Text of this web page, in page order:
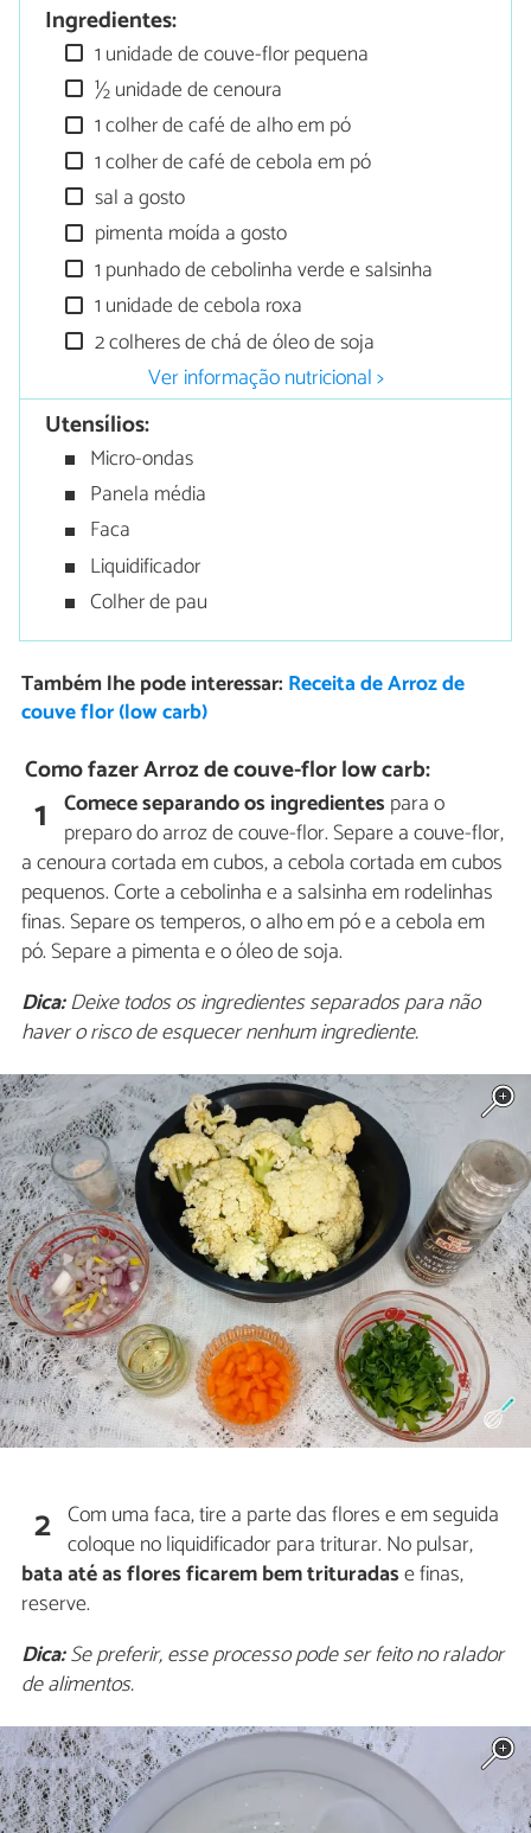
Ingredientes:
1 unidade de couve-flor pequena
½ unidade de cenoura
1 colher de café de alho em pó
1 colher de café de cebola em pó
sal a gosto
pimenta moída a gosto
1 punhado de cebolinha verde e salsinha
1 unidade de cebola roxa
2 colheres de chá de óleo de soja
Ver informação nutricional >
Utensílios:
Micro-ondas
Panela média
Faca
Liquidificador
Colher de pau
Também lhe pode interessar: Receita de Arroz de
couve flor (low carb)
Como fazer Arroz de couve-flor low carb:
1 Comece separando os ingredientes para o
preparo do arroz de couve-flor. Separe a couve-flor,
a cenoura cortada em cubos, a cebola cortada em cubos
pequenos. Corte a cebolinha e a salsinha em rodelinhas
finas. Separe os temperos, o alho em pó e a cebola em
pó. Separe a pimenta e o óleo de soja.
Dica:Deixe todos os ingredientes separados para não
haver o risco de esquecer nenhum ingrediente.
2 Com uma faca, tire a parte das flores e em seguida
coloque no liquidificador para triturar. No pulsar,
bata até as flores ficarem bem trituradase finas,
reserve.
Dica:Se preferir, esse processo pode ser feito no ralador
de alimentos.